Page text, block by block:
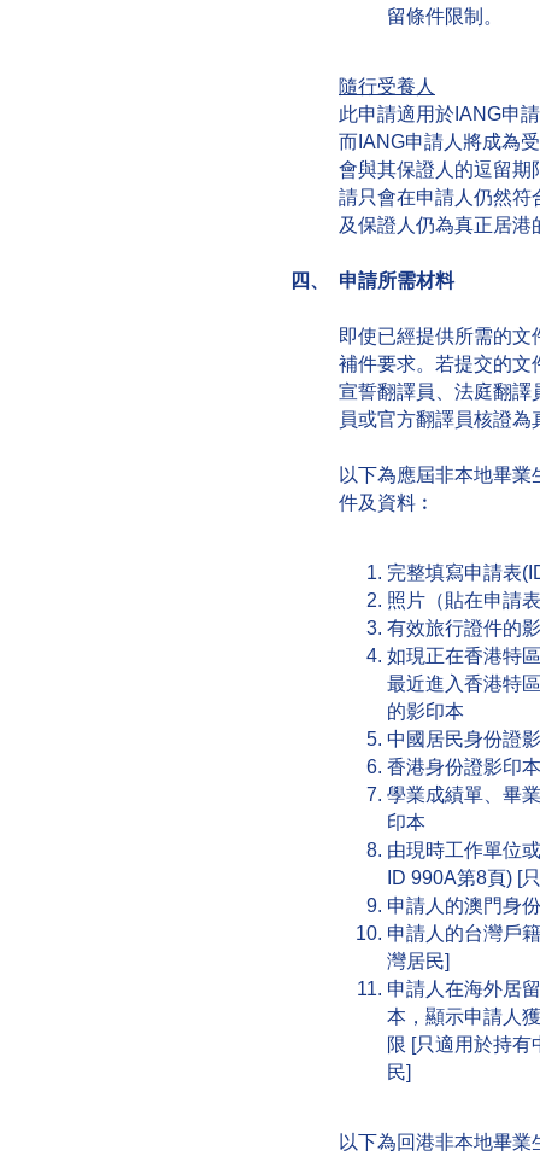
留條件限制。
隨行受養人
此申請適用於IANG申
而IANG申請人將成為
會與其保證人的逗留期
請只會在申請人仍然符
及保證人仍為真正居
四、 申請所需材料
即使已經提供所需的
補件要求。若提交的文
宣誓翻譯員、法庭翻譯
員或官方翻譯員核證
以下為應屆非本地畢
件及資料︰
完整填寫申請表
照片（貼在申請
有效旅行證件的
如現正在香港特
最近進入香港特
的影印本
中國居民身份證
香港身份證影印
學業成績單、畢
印本
由現時工作單位
ID 990A第8頁) [
申請人的澳門身
申請人的台灣戶
灣居民]
申請人在海外居
本，顯示申請人
限 [只適用於持有
民]
以下為回港非本地畢